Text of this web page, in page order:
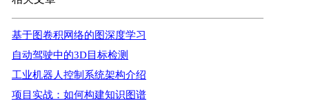
基于图卷积网络的图深度学习
自动驾驶中的3D目标检测
工业机器人控制系统架构介绍
项目实战：如何构建知识图谱